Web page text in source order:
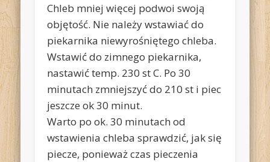
Chleb mniej więcej podwoi swoją
objętość. Nie należy wstawiać do
piekarnika niewyrośniętego chleba.
Wstawić do zimnego piekarnika,
nastawić temp. 230 st C. Po 30
minutach zmniejszyć do 210 st i piec
jeszcze ok 30 minut.
Warto po ok. 30 minutach od
wstawienia chleba sprawdzić, jak się
piecze, ponieważ czas pieczenia